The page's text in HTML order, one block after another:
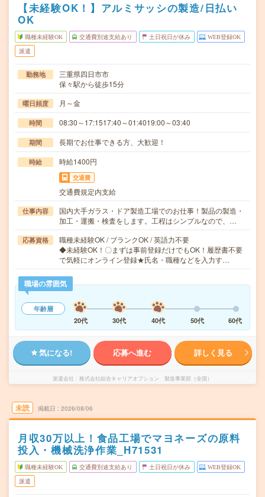
【未経験OK！】アルミサッシの製造/日払い
OK
職種未経験OK 交通費別途支給あり 土日祝日が休み WEB登録OK
派遣
勤務地
三重県四日市市
保々駅から徒歩15分
曜日頻度 月～金
時間 08:30～17:1517:40～01:4019:00～03:40
期間 長期でお仕事できる方、大歓迎！
時給 時給1400円
交通費
交通費規定内支給
仕事内容
国内大手ガラス・ドア製造工場でのお仕事！製品の製造・
加工・運搬・検査をします。工程はシンプルなので、…
応募資格
職種未経験OK / ブランクOK / 英語力不要
◆未経験OK！〇まずは事前登録だけでもOK！履歴書不要
で気軽にオンライン登録★氏名・職種などを入力す…
職場の雰囲気
年齢層
20代
30代 40代 50代 60代
気になる! 応募へ進む 詳しく見る
派遣会社 株式会社綜合キャリアオプション 製造事業部（全国）
未読 掲載日 2026/08/06
月収30万以上！食品工場でマヨネーズの原料
投入・機械洗浄作業_H71531
職種未経験OK 交通費別途支給あり 土日祝日が休み WEB登録OK
派遣